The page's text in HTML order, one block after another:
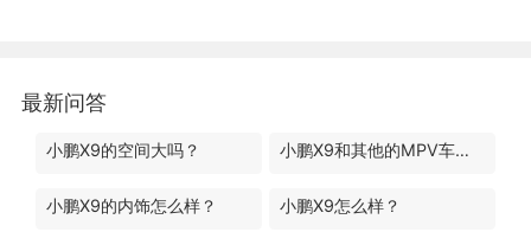
最新问答
小鹏X9的空间大吗？ 小鹏X9和其他的MPV车型有什么区别？
小鹏X9的内饰怎么样？ 小鹏X9怎么样？